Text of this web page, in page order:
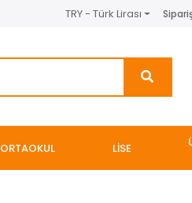
TRY - Türk Lirası
ORTAOKUL LİSE